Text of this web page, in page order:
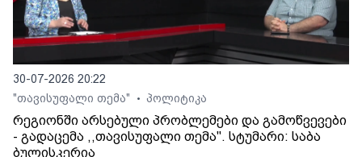
30-07-2026 20:22
"თავისუფალი თემა"
• პოლიტიკა
რეგიონში არსებული პრობლემები და გამოწვევები
- გადაცემა ,,თავისუფალი თემა". სტუმარი: საბა
ბულისკერია